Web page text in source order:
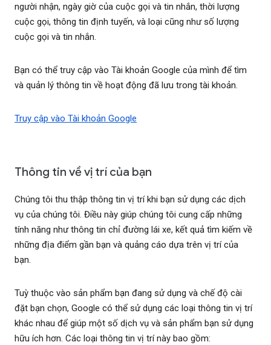
người nhận, ngày giờ của cuộc gọi và tin nhắn, thời lượng
cuộc gọi, thông tin định tuyến, và loại cũng như số lượng
cuộc gọi và tin nhắn.
Bạn có thể truy cập vào Tài khoản Google của mình để tìm
và quản lý thông tin về hoạt động đã lưu trong tài khoản.
Truy cập vào Tài khoản Google
Thông tin về vị trí của bạn
Chúng tôi thu thập thông tin vị trí khi bạn sử dụng các dịch
vụ của chúng tôi. Điều này giúp chúng tôi cung cấp những
tính năng như thông tin chỉ đường lái xe, kết quả tìm kiếm về
những địa điểm gần bạn và quảng cáo dựa trên vị trí của
bạn.
Tuỳ thuộc vào sản phẩm bạn đang sử dụng và chế độ cài
đặt bạn chọn, Google có thể sử dụng các loại thông tin vị trí
khác nhau để giúp một số dịch vụ và sản phẩm bạn sử dụng
hữu ích hơn. Các loại thông tin vị trí này bao gồm: